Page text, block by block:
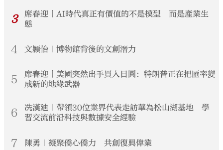
3
席春迎丨AI時代真正有價值的不是模型 而是產業生
態
4 文頴怡｜博物館背後的文創潛力
5
席春迎丨美國突然出手買入日圓：特朗普正在把匯率變
成新的地緣武器
6
冼漢廸｜帶領30位業界代表走訪華為松山湖基地 學
習交流前沿科技與數據安全經驗
7 陳勇｜凝聚僑心僑力 共創復興偉業